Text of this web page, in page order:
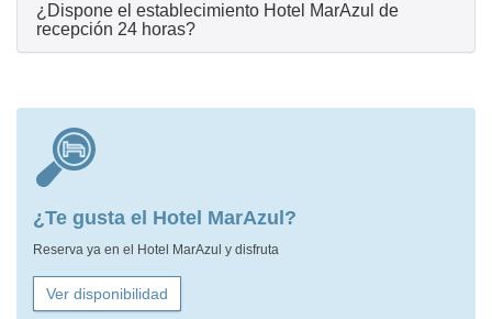
¿Dispone el establecimiento Hotel MarAzul de
recepción 24 horas?
¿Te gusta el Hotel MarAzul?
Reserva ya en el Hotel MarAzul y disfruta
Ver disponibilidad